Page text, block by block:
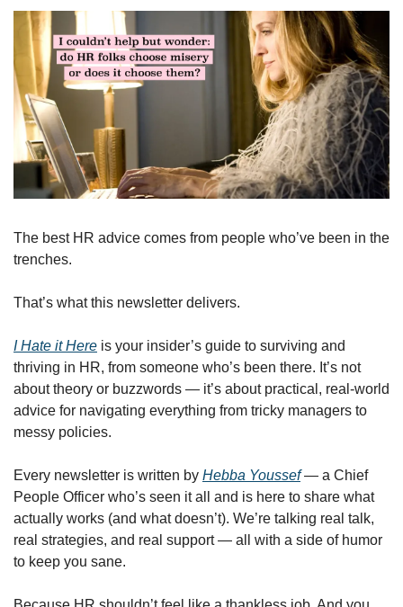
The best HR advice comes from people who’ve been in the
trenches.
That’s what this newsletter delivers.
I Hate it Here is your insider’s guide to surviving and
thriving in HR, from someone who’s been there. It’s not
about theory or buzzwords — it’s about practical, real-world
advice for navigating everything from tricky managers to
messy policies.
Every newsletter is written by Hebba Youssef — a Chief
People Officer who’s seen it all and is here to share what
actually works (and what doesn’t). We’re talking real talk,
real strategies, and real support — all with a side of humor
to keep you sane.